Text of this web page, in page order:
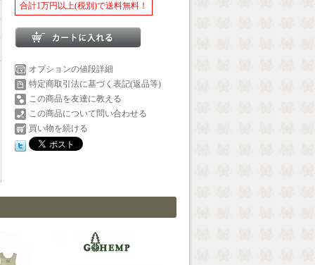
合計1万円以上(税別)で送料無料！
オプションの値段詳細
特定商取引法に基づく表記(返品等)
この商品を友達に教える
この商品について問い合わせる
買い物を続ける